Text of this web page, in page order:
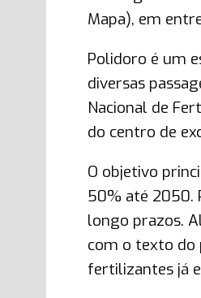
Mapa), em
Polidoro é um
diversas
Nacional de
do centro de
O objetivo
50% até 2050.
longo prazos.
com o texto do
fertilizantes já